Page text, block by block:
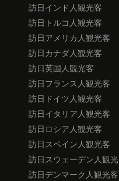
訪日インド人観光客
訪日トルコ人観光客
訪日アメリカ人観光客
訪日カナダ人観光客
訪日英国人観光客
訪日フランス人観光客
訪日ドイツ人観光客
訪日イタリア人観光客
訪日ロシア人観光客
訪日スペイン人観光客
訪日スウェーデン人観
訪日デンマーク人観光客